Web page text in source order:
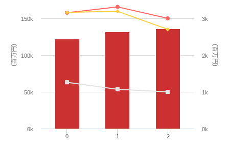
(百万円) (百万円)
0 1 2
0k
50k
100k
150k
0k
1k
2k
3k